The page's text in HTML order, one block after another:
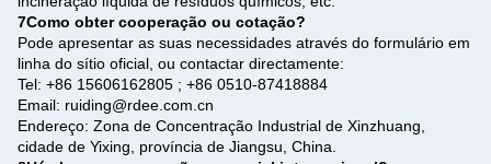
7Como obter cooperação ou cotação?
Pode apresentar as suas necessidades através do formulário em
linha do sítio oficial, ou contactar directamente:
Tel: +86 15606162805 ; +86 0510-87418884
Email: ruiding@rdee.com.cn
Endereço: Zona de Concentração Industrial de Xinzhuang,
cidade de Yixing, província de Jiangsu, China.